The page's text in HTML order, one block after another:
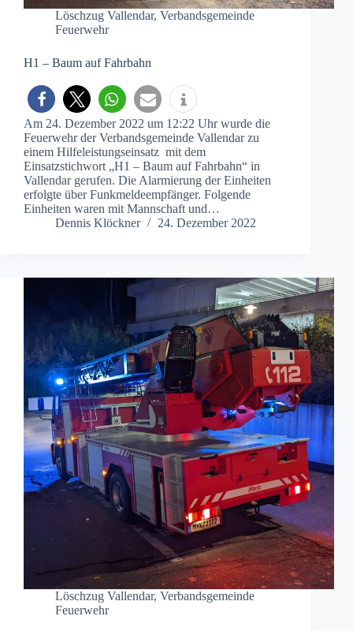
Löschzug Vallendar, Verbandsgemeinde
Feuerwehr
H1 – Baum auf Fahrbahn
Am 24. Dezember 2022 um 12:22 Uhr wurde die
Feuerwehr der Verbandsgemeinde Vallendar zu
einem Hilfeleistungseinsatz mit dem
Einsatzstichwort „H1 – Baum auf Fahrbahn“ in
Vallendar gerufen. Die Alarmierung der Einheiten
erfolgte über Funkmeldeempfänger. Folgende
Einheiten waren mit Mannschaft und…
Dennis Klöckner
24. Dezember 2022
Löschzug Vallendar, Verbandsgemeinde
Feuerwehr